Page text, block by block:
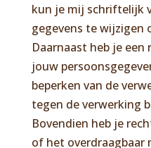
kun je mij schriftelijk
gegevens te wijzigen
Daarnaast heb je
jouw
beperken van de
tegen de verwerking
Bovendien heb je
of het overdraagbaar